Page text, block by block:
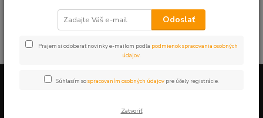
V tejto kategórii nebol nájdený žiadny tovar.
Odoslať
Prajem si odoberať novinky e-mailom podľa podmienok spracovania osobných
údajov.
Súhlasím sospracovaním osobných údajov pre účely registrácie.
Zatvoriť